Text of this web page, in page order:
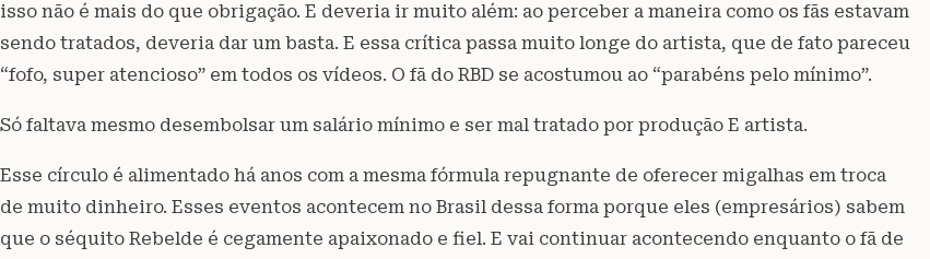
isso não é mais do que obrigação. E deveria ir muito além: ao perceber a maneira como os fãs estavam
sendo tratados, deveria dar um basta. E essa crítica passa muito longe do artista, que de fato pareceu
“fofo, super atencioso” em todos os vídeos. O fã do RBD se acostumou ao “parabéns pelo mínimo”.
Só faltava mesmo desembolsar um salário mínimo e ser mal tratado por produção E artista.
Esse círculo é alimentado há anos com a mesma fórmula repugnante de oferecer migalhas em troca
de muito dinheiro. Esses eventos acontecem no Brasil dessa forma porque eles (empresários) sabem
que o séquito Rebelde é cegamente apaixonado e fiel. E vai continuar acontecendo enquanto o fã de